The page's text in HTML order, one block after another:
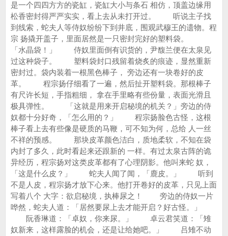
是一个四四方方的瓷缸，瓷缸大小与条石 相仿，顶盖边缘用
松香密封得严严实实，看上去从未打开过。 听说主子找
到线索，蛇夫人等侍奴纷纷下到井底，围观武穆王的遗物。程
宗 扬撬开盖子，里面居然是一只密封完好的塑料袋。
「水晶袋！」 侍奴里面倒有识货的，尹馥兰便在太泉见
过这种袋子。 塑料袋封口残留着烧炙的痕迹，显然重新
密封过。袋内装着一根黑色棒子， 旁边还有一块卷好的皮
革。 程宗扬仔细看了一遍，然后扯开塑料袋。那根棒子
有尺许长短，手指粗细， 拿在手里略有些份量，表面光滑且
极具弹性。 「这就是用来开启秘境的机关？」旁边的侍
奴都十分好奇，「怎么用的？」 程宗扬脸色古怪，这根
棒子看上去有些像是硬质的马鞭，可不知为何，总给 人一丝
不祥的预感。 那块皮革颜色洁白，质地柔软，不知在袋
内封了多久，此时看起来还跟新的 一样。有过太泉古阵的诡
异经历，程宗扬对这类皮革都有了心理阴影。他叫来蛇 奴，
「这是什么皮？」 蛇夫人闻了闻，「鹿皮。」 听到
不是人皮，程宗扬才放下心来。他打开卷好的皮革，只见上面
写着八个 大字：欲启秘境，执棒尿之！ 旁边的侍奴一片
哗然，蛇夫人道：「居然要尿上去才能开启？好古怪。」
阮香琳道：「卓奴，你来尿。」 卓云君笑道：「雉
奴新来，这样露脸的机会，还是让给她吧。」 吕雉不动